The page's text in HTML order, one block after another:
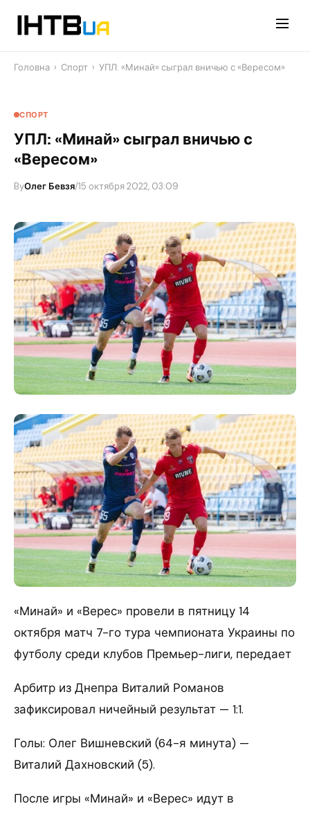
Головна › Спорт › УПЛ: «Минай» сыграл вничью с «Вересом»
СПОРТ
УПЛ: «Минай» сыграл вничью с
«Вересом»
ByОлег Бевзя/15 октября 2022, 03:09
«Минай» и «Верес» провели в пятницу 14
октября матч 7-го тура чемпионата Украины по
футболу среди клубов Премьер-лиги, передает
Арбитр из Днепра Виталий Романов
зафиксировал ничейный результат — 1:1.
Голы: Олег Вишневский (64-я минута) —
Виталий Дахновский (5).
После игры «Минай» и «Верес» идут в